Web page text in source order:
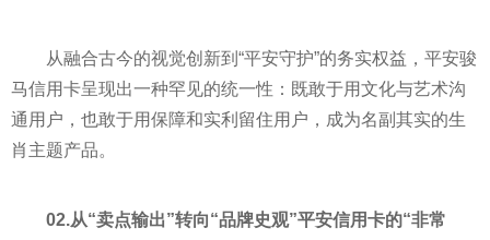
从融合古今的视觉创新到“平安守护”的务实权益，平安骏
马信用卡呈现出一种罕见的统一性：既敢于用文化与艺术沟
通用户，也敢于用保障和实利留住用户，成为名副其实的生
肖主题产品。
02.从“卖点输出”转向“品牌史观”平安信用卡的“非常